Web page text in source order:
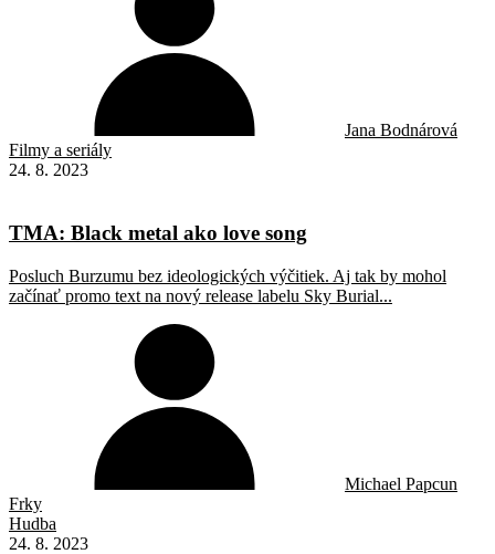
Jana Bodnárová
Filmy a seriály
24. 8. 2023
TMA: Black metal ako love song
Posluch Burzumu bez ideologických výčitiek. Aj tak by mohol
začínať promo text na nový release labelu Sky Burial...
Michael Papcun
Frky
Hudba
24. 8. 2023